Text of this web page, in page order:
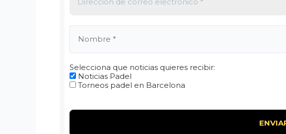
Selecciona que noticias quieres recibir:
Noticias Padel
Torneos padel en Barcelona